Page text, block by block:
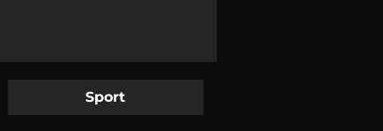
Sport